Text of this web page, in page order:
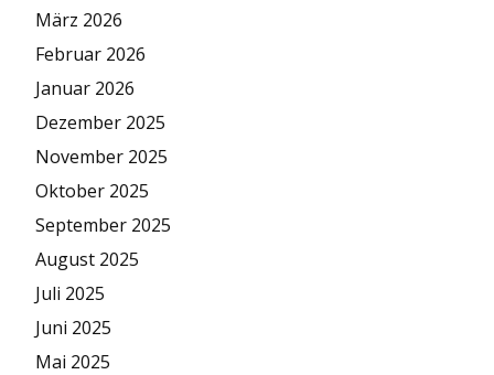
März 2026
Februar 2026
Januar 2026
Dezember 2025
November 2025
Oktober 2025
September 2025
August 2025
Juli 2025
Juni 2025
Mai 2025